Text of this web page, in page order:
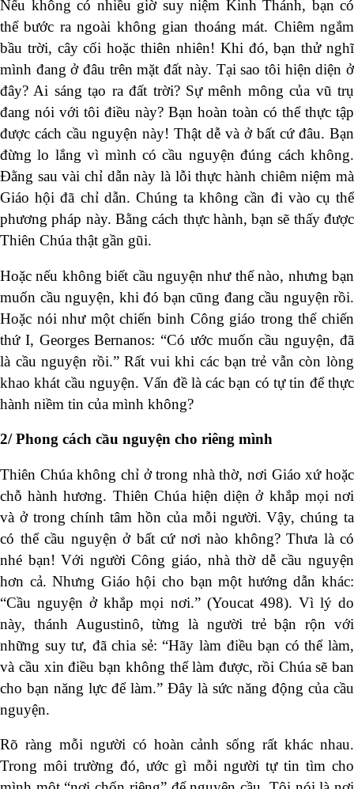
Nếu không có nhiều giờ suy niệm Kinh Thánh, bạn có
thể bước ra ngoài không gian thoáng mát. Chiêm ngắm
bầu trời, cây cối hoặc thiên nhiên! Khi đó, bạn thử nghĩ
mình đang ở đâu trên mặt đất này. Tại sao tôi hiện diện ở
đây? Ai sáng tạo ra đất trời? Sự mênh mông của vũ trụ
đang nói với tôi điều này? Bạn hoàn toàn có thể thực tập
được cách cầu nguyện này! Thật dễ và ở bất cứ đâu. Bạn
đừng lo lắng vì mình có cầu nguyện đúng cách không.
Đằng sau vài chỉ dẫn này là lỗi thực hành chiêm niệm mà
Giáo hội đã chỉ dẫn. Chúng ta không cần đi vào cụ thể
phương pháp này. Bằng cách thực hành, bạn sẽ thấy được
Thiên Chúa thật gần gũi.
Hoặc nếu không biết cầu nguyện như thế nào, nhưng bạn
muốn cầu nguyện, khi đó bạn cũng đang cầu nguyện rồi.
Hoặc nói như một chiến binh Công giáo trong thế chiến
thứ I, Georges Bernanos: “Có ước muốn cầu nguyện, đã
là cầu nguyện rồi.” Rất vui khi các bạn trẻ vẫn còn lòng
khao khát cầu nguyện. Vấn đề là các bạn có tự tin để thực
hành niềm tin của mình không?
2/ Phong cách cầu nguyện cho riêng mình
Thiên Chúa không chỉ ở trong nhà thờ, nơi Giáo xứ hoặc
chỗ hành hương. Thiên Chúa hiện diện ở khắp mọi nơi
và ở trong chính tâm hồn của mỗi người. Vậy, chúng ta
có thể cầu nguyện ở bất cứ nơi nào không? Thưa là có
nhé bạn! Với người Công giáo, nhà thờ dễ cầu nguyện
hơn cả. Nhưng Giáo hội cho bạn một hướng dẫn khác:
“Cầu nguyện ở khắp mọi nơi.” (Youcat 498). Vì lý do
này, thánh Augustinô, từng là người trẻ bận rộn với
những suy tư, đã chia sẻ: “Hãy làm điều bạn có thể làm,
và cầu xin điều bạn không thể làm được, rồi Chúa sẽ ban
cho bạn năng lực để làm.” Đây là sức năng động của cầu
nguyện.
Rõ ràng mỗi người có hoàn cảnh sống rất khác nhau.
Trong môi trường đó, ước gì mỗi người tự tin tìm cho